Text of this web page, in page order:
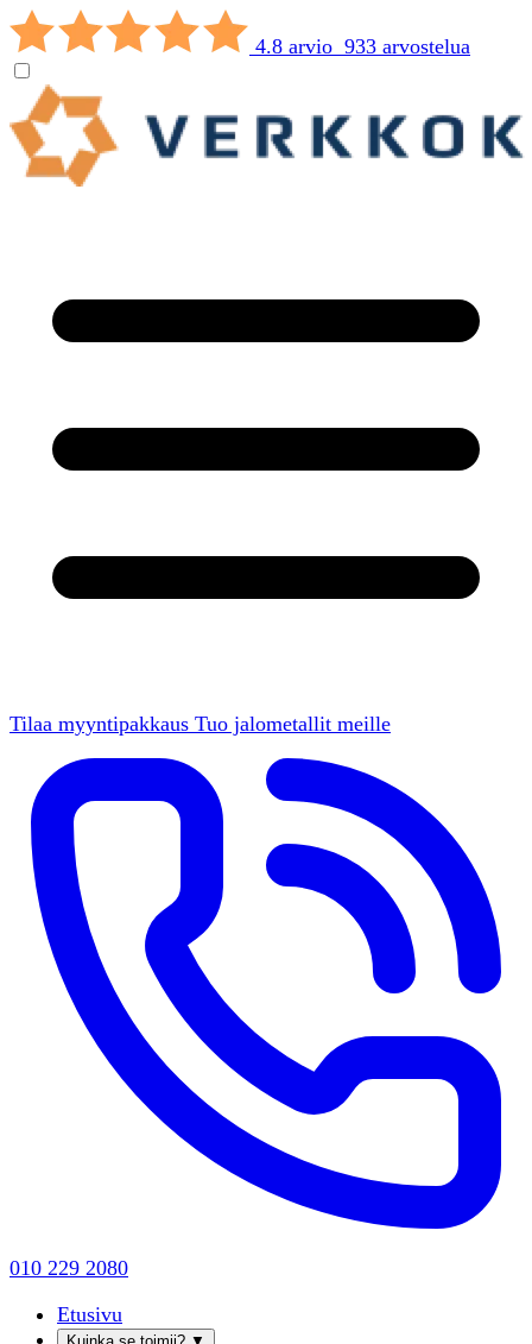
4.8 arvio 933 arvostelua
Tilaa myyntipakkaus Tuo jalometallit meille
010 229 2080
Etusivu